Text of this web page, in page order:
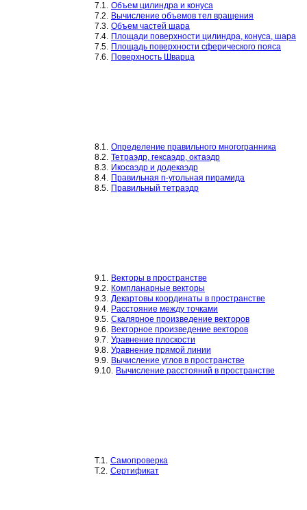
7.1. Объем цилиндра и конуса
7.2. Вычисление объемов тел вращения
7.3. Объем частей шара
7.4. Площади поверхности цилиндра, конуса, шара
7.5. Площадь поверхности сферического пояса
7.6. Поверхность Шварца
8.1. Определение правильного многогранника
8.2. Тетраэдр, гексаэдр, октаэдр
8.3. Икосаэдр и додекаэдр
8.4. Правильная n-угольная пирамида
8.5. Правильный тетраэдр
9.1. Векторы в пространстве
9.2. Компланарные векторы
9.3. Декартовы координаты в пространстве
9.4. Расстояние между точками
9.5. Скалярное произведение векторов
9.6. Векторное произведение векторов
9.7. Уравнение плоскости
9.8. Уравнение прямой линии
9.9. Вычисление углов в пространстве
9.10. Вычисление расстояний в пространстве
T.1. Самопроверка
T.2. Сертификат